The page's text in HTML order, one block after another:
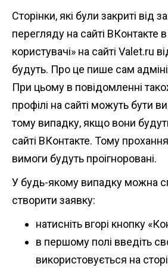
Сторінки, які були закриті від
перегляду на сайті ВКонтакте
користувачі» на сайті Valet.ru
будуть. Про це пише сам
При цьому в повідомленні
профілі на сайті можуть бути
тому випадку, якщо вони
сайті ВКонтакте. Тому
вимоги будуть проігноровані.
У будь-якому випадку можна
створити заявку:
натисніть вгорі кнопку
в першому полі введіть
використовується на